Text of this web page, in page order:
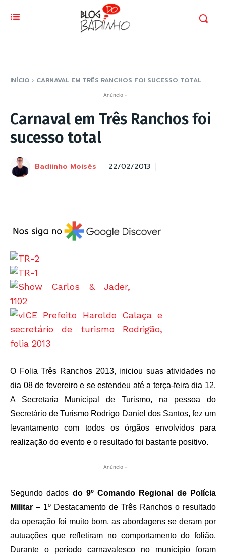
INÍCIO CARNAVAL EM TRÊS RANCHOS FOI SUCESSO TOTAL
- Anúncio -
Carnaval em Três Ranchos foi
sucesso total
Badiinho Moisés 22/02/2013
O Folia Três Ranchos 2013, iniciou suas atividades no
dia 08 de fevereiro e se estendeu até a terça-feira dia 12.
A Secretaria Municipal de Turismo, na pessoa do
Secretário de Turismo Rodrigo Daniel dos Santos, fez um
levantamento com todos os órgãos envolvidos para
realização do evento e o resultado foi bastante positivo.
- Anúncio -
Segundo dados do 9º Comando Regional de Polícia
Militar – 1º Destacamento de Três Ranchos o resultado
da operação foi muito bom, as abordagens se deram por
autuações que refletiram no comportamento do folião.
Durante o período carnavalesco no município foram